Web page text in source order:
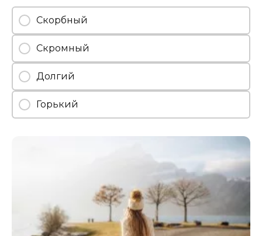
Скорбный
Скромный
Долгий
Горький